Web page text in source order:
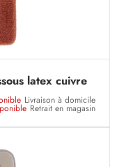
latex cuivre
Livraison à domicile
Retrait en magasin